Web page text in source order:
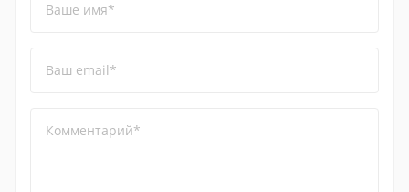
Ваше имя*
Ваш email*
Комментарий*